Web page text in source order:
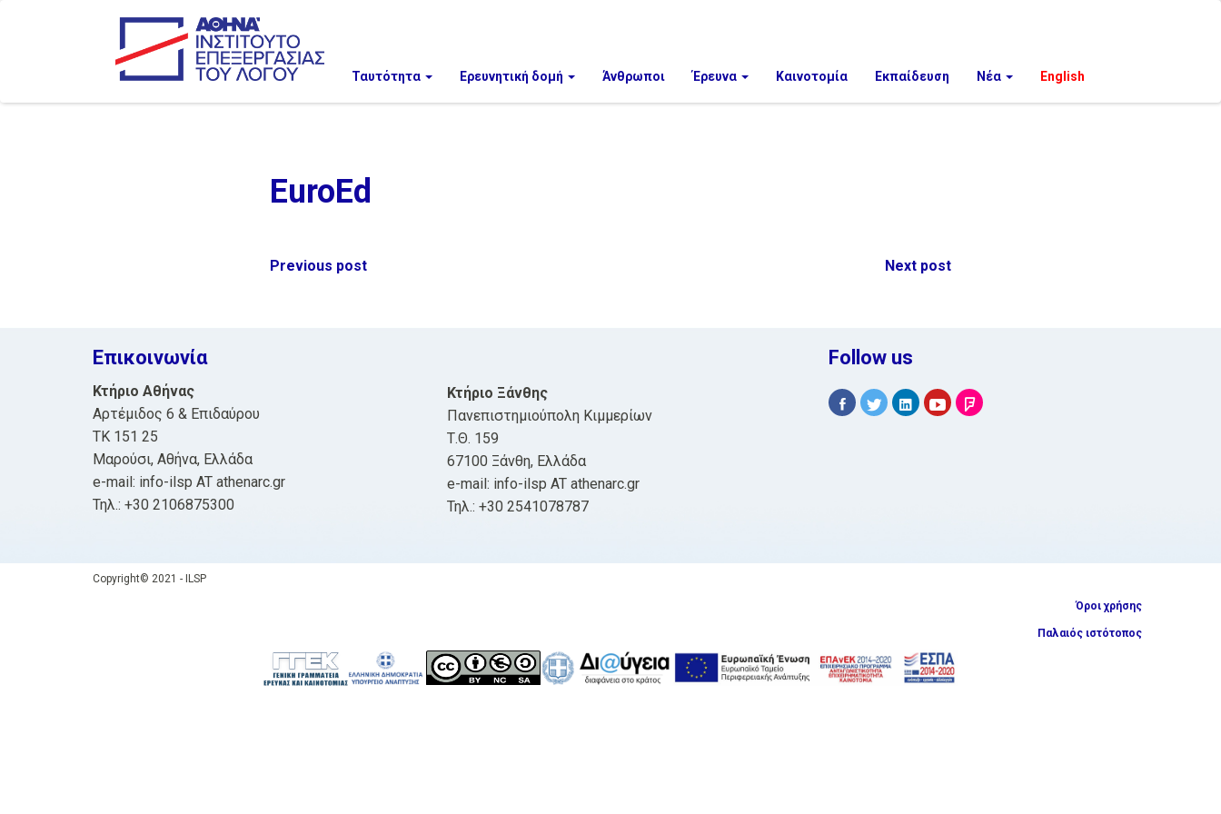
Ταυτότητα Ερευνητική δομή Άνθρωποι Έρευνα Καινοτομία Εκπαίδευση Νέα English
EuroEd
Post
Previous post Next post
Επικοινωνία
Κτήριο Αθήνας
Αρτέμιδος 6 & Επιδαύρου
ΤΚ 151 25
Μαρούσι, Αθήνα, Ελλάδα
e-mail: info-ilsp AT athenarc.gr
Τηλ.: +30 2106875300
Κτήριο Ξάνθης
Πανεπιστημιούπολη Κιμμερίων
Τ.Θ. 159
67100 Ξάνθη, Ελλάδα
e-mail: info-ilsp AT athenarc.gr
Τηλ.: +30 2541078787
Follow us
Copyright© 2021 - ILSP
Όροι χρήσης
Παλαιός ιστότοπος